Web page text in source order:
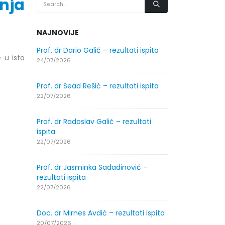
u isto
NAJNOVIJE
Prof. dr Dario Galić – rezultati ispita
24/07/2026
Prof. dr Sead Rešić – rezultati ispita
22/07/2026
Prof. dr Radoslav Galić – rezultati
ispita
22/07/2026
Prof. dr Jasminka Sadadinović –
rezultati ispita
22/07/2026
Doc. dr Mirnes Avdić – rezultati ispita
20/07/2026